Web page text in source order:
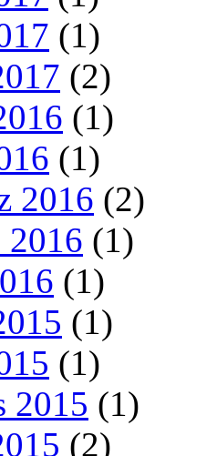
(1)
(2)
(1)
(1)
2016 (2)
2016 (1)
(1)
(1)
(1)
2015 (1)
(2)